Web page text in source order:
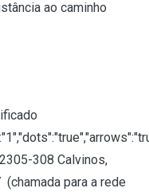
ao caminho
308 Calvinos,
para a rede